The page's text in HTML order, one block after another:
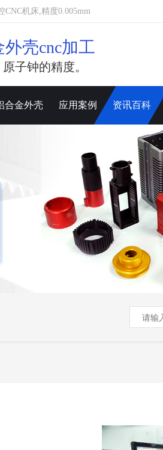
机床,精度0.005mm
壳cnc加工
子钟的精度。
合金外壳 应用案例 资讯百科